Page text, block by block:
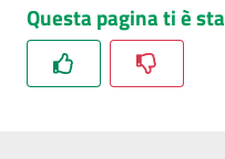
Questa pagina ti è